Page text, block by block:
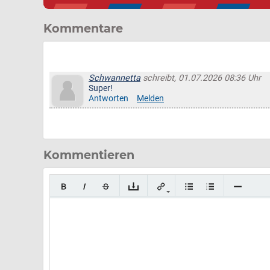
Kommentare
Schwannetta schreibt, 01.07.2026 08:36 Uhr
Super!
Antworten
Melden
Kommentieren